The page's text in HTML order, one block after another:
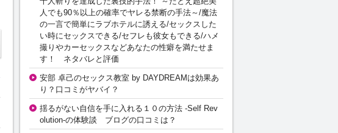
人でも90％以上の確率でヤレる禁断の手法～/魔法
の一言で簡単にラブホテルに誘える/セックスした
い時にセックスできる/セフレも彼女もできる/ハメ
撮りやカーセックスなどあなたの性癖を満たせま
す！ ネタバレと評価
安部 卓己のセックス教室 by DAYDREAMは効果あ
り？口コミがヤバイ？
揺るがない自信を手に入れる１０の方法 -Self Rev
olution-の体験談 ブログの口コミは？